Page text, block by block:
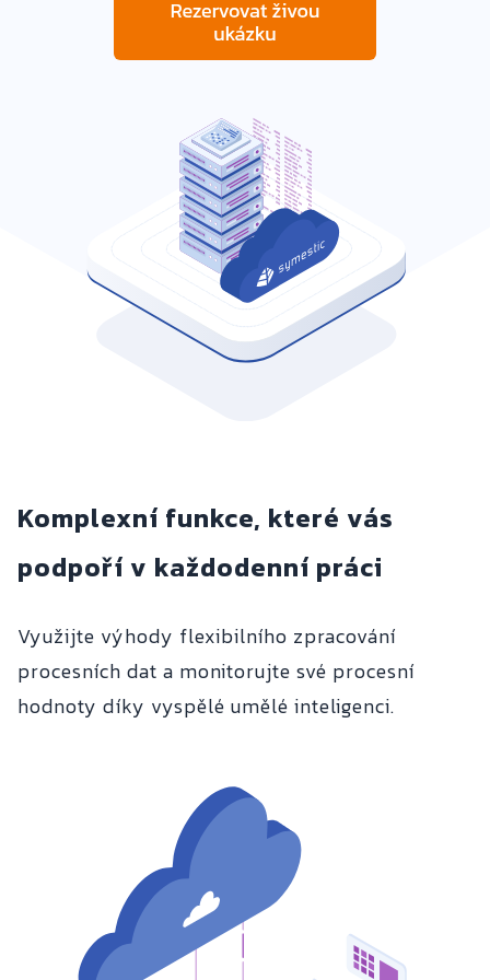
Komplexní funkce, které vás
podpoří v každodenní práci
Využijte výhody flexibilního zpracování
procesních dat a monitorujte své procesní
hodnoty díky vyspělé umělé inteligenci.